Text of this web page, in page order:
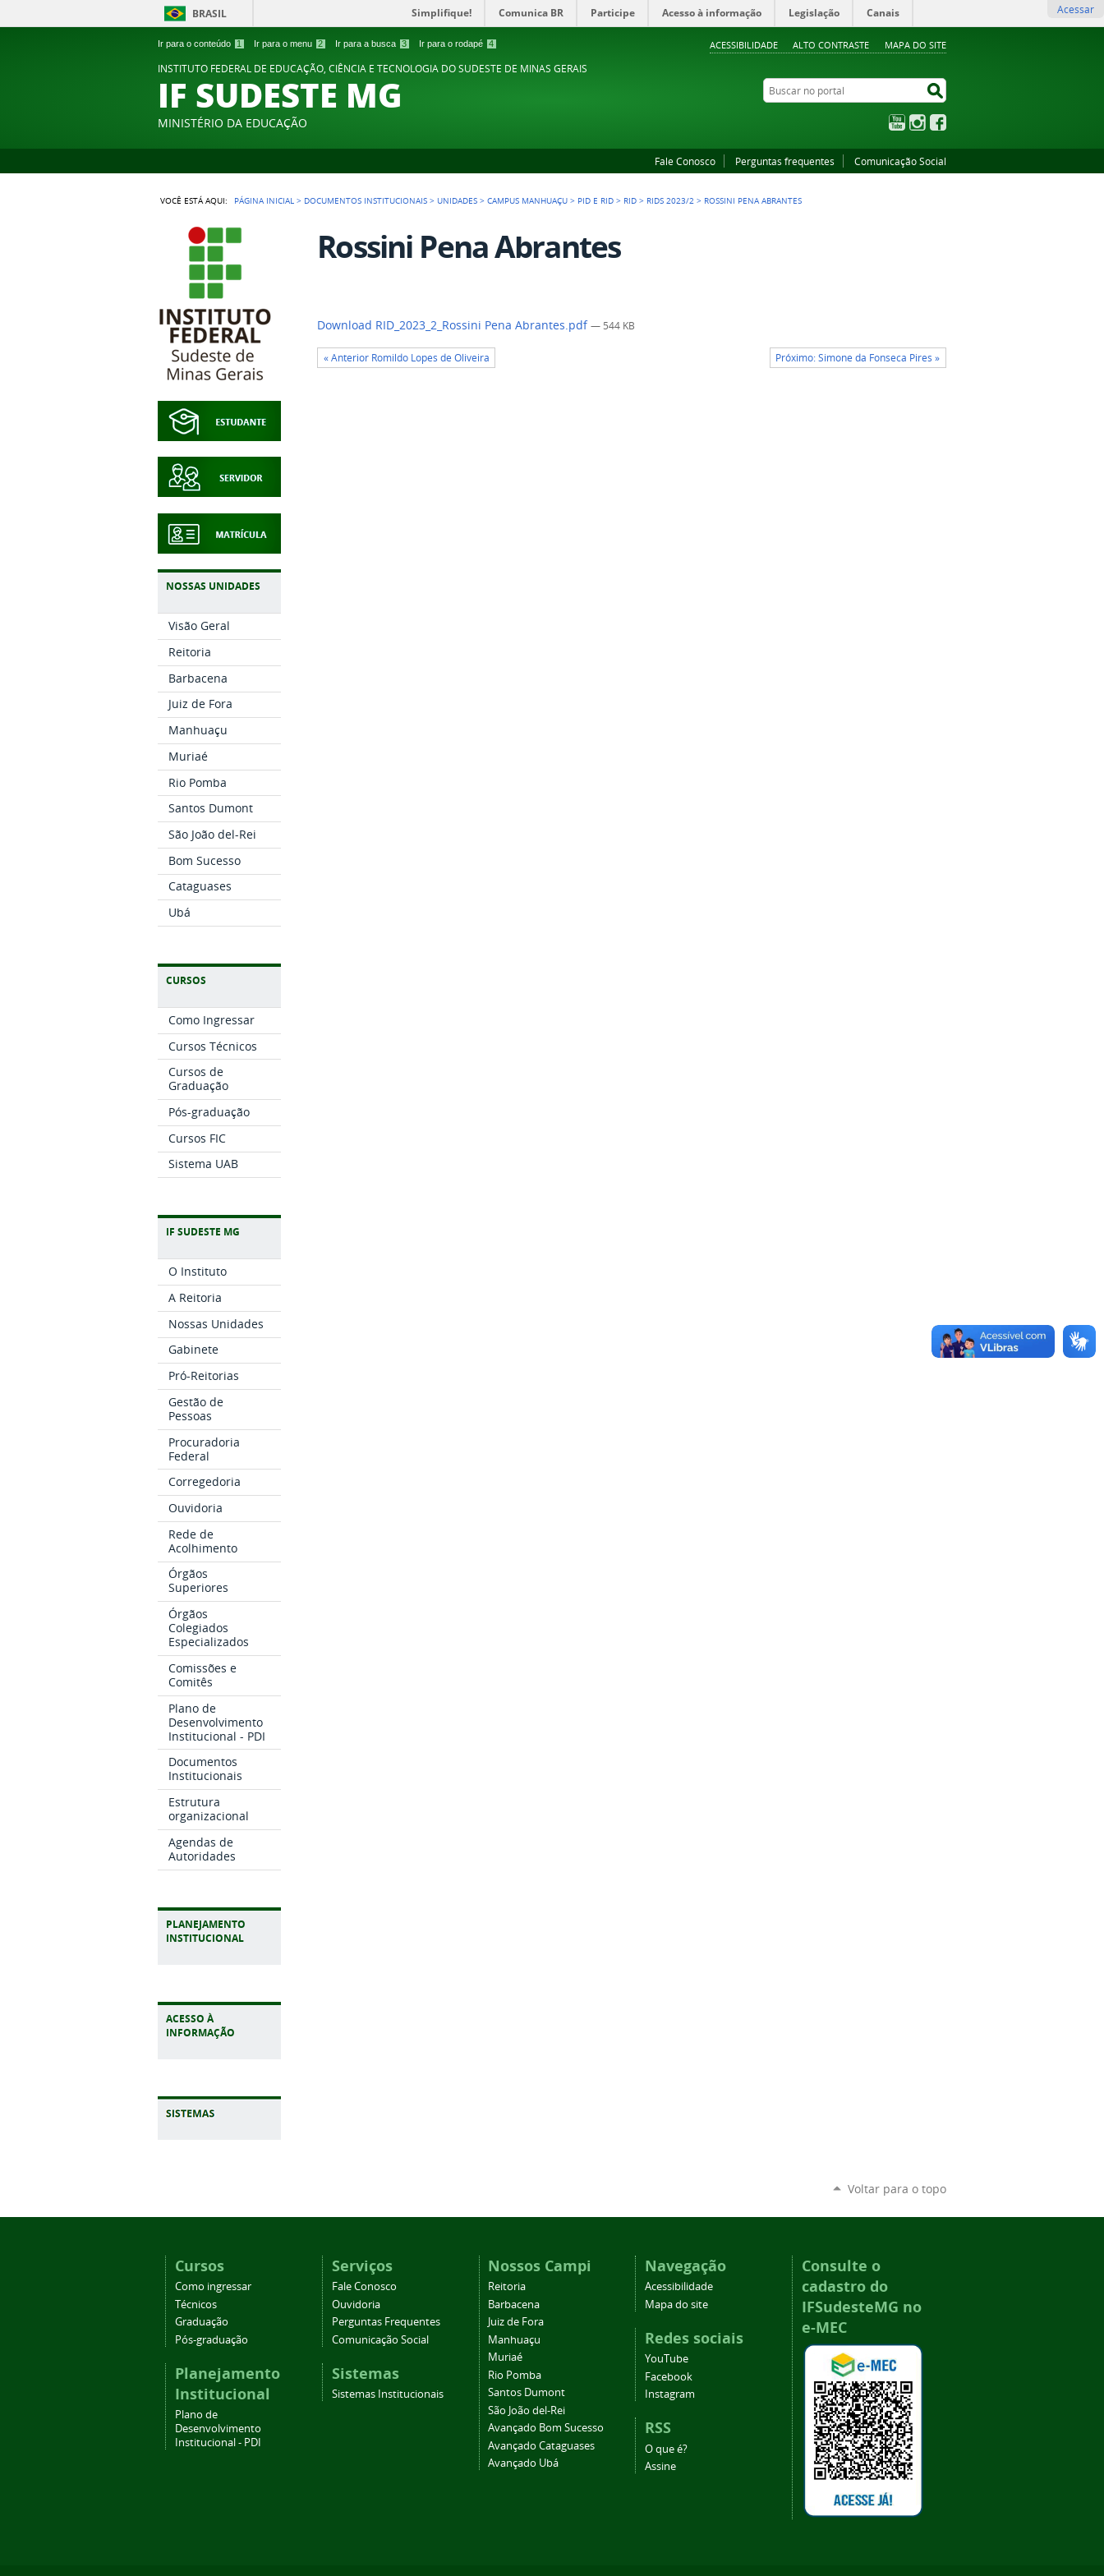
Ir para o conteúdo 1 Ir para o menu 2 Ir para a busca 3 Ir para o rodapé 4 ACESSIBILIDADE ALTO CONTRASTE MAPA DO SITE
BRASIL Simplifique! Comunica BR Participe Acesso à informação Legislação Canais Acessar
INSTITUTO FEDERAL DE EDUCAÇÃO, CIÊNCIA E TECNOLOGIA DO SUDESTE DE MINAS GERAIS
IF SUDESTE MG
MINISTÉRIO DA EDUCAÇÃO
Buscar no portal
YouTubeInstagram
Fale Conosco Perguntas frequentes Comunicação Social
VOCÊ ESTÁ AQUI: PÁGINA INICIAL > DOCUMENTOS INSTITUCIONAIS > UNIDADES >CAMPUS MANHUAÇU > PID E RID > RID > RIDS 2023/2 > ROSSINI PENA ABRANTES
NOSSAS UNIDADES
Visão Geral
Reitoria
Barbacena
Juiz de Fora
Manhuaçu
Muriaé
Rio Pomba
Santos Dumont
São João del-Rei
Bom Sucesso
Cataguases
Ubá
CURSOS
Como Ingressar
Cursos Técnicos
Cursos de
Graduação
Pós-graduação
Cursos FIC
Sistema UAB
IF SUDESTE MG
O Instituto
A Reitoria
Nossas Unidades
Gabinete
Pró-Reitorias
Gestão de
Pessoas
Procuradoria
Federal
Corregedoria
Ouvidoria
Rede de
Acolhimento
Órgãos
Superiores
Órgãos
Colegiados
Especializados
Comissões e
Comitês
Plano de
Desenvolvimento
Institucional - PDI
Documentos
Institucionais
Estrutura
organizacional
Agendas de
Autoridades
PLANEJAMENTO
INSTITUCIONAL
ACESSO À
INFORMAÇÃO
Rossini Pena Abrantes
Download RID_2023_2_Rossini Pena Abrantes.pdf— 544 KB
« Anterior Romildo Lopes de Oliveira Próximo: Simone da Fonseca Pires »
Voltar para o topo
Cursos
Como ingressar
Técnicos
Graduação
Pós-graduação
Planejamento
Institucional
Plano de
Desenvolvimento
Institucional - PDI
Serviços
Fale Conosco
Ouvidoria
Perguntas Frequentes
Comunicação Social
Sistemas
Sistemas Institucionais
Nossos Campi
Reitoria
Barbacena
Juiz de Fora
Manhuaçu
Muriaé
Rio Pomba
Santos Dumont
São João del-Rei
Avançado Bom Sucesso
Avançado Cataguases
Avançado Ubá
Navegação
Acessibilidade
Mapa do site
Redes sociais
YouTube
Facebook
Instagram
RSS
O que é?
Assine
Consulte o
cadastro do
IFSudesteMG no
e-MEC